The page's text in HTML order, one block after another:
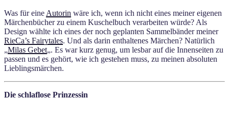
Was für eine Autorin wäre ich, wenn ich nicht eines meiner eigenen
Märchenbücher zu einem Kuschelbuch verarbeiten würde? Als
Design wählte ich eines der noch geplanten Sammelbänder meiner
RieCa’s Fairytales. Und als darin enthaltenes Märchen? Natürlich
„Milas Gebet„. Es war kurz genug, um lesbar auf die Innenseiten zu
passen und es gehört, wie ich gestehen muss, zu meinen absoluten
Lieblingsmärchen.
Die schlaflose Prinzessin